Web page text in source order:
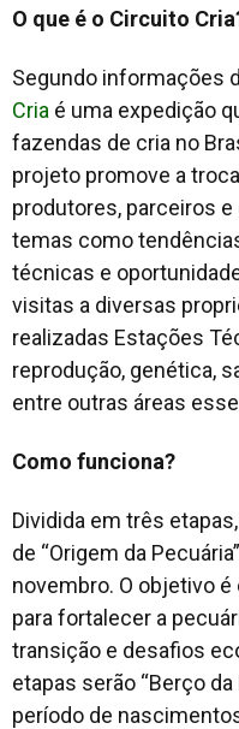
O que é o Circuito
Segundo informações
Cria é uma expedição
fazendas de cria no
projeto promove a
produtores, parceiros
temas como
técnicas e
visitas a diversas
realizadas Estações
reprodução, genética,
entre outras áreas
Como funciona?
Dividida em três
de “Origem da
novembro. O objetivo
para fortalecer a
transição e desafios
etapas serão “Berço
período de